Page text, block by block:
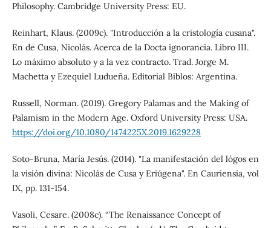
Philosophy. Cambridge University Press: EU.
Reinhart, Klaus. (2009c). "Introducción a la cristología cusana".
En de Cusa, Nicolás. Acerca de la Docta ignorancia. Libro III.
Lo máximo absoluto y a la vez contracto. Trad. Jorge M.
Machetta y Ezequiel Ludueña. Editorial Biblos: Argentina.
Russell, Norman. (2019). Gregory Palamas and the Making of
Palamism in the Modern Age. Oxford University Press: USA.
https://doi.org/10.1080/1474225X.2019.1629228
Soto-Bruna, María Jesús. (2014). "La manifestación del lógos en
la visión divina: Nicolás de Cusa y Eriúgena". En Cauriensia, vol
IX, pp. 131-154.
Vasoli, Cesare. (2008c). “The Renaissance Concept of